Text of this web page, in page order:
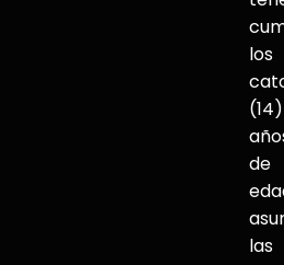
los
(14)
de
las